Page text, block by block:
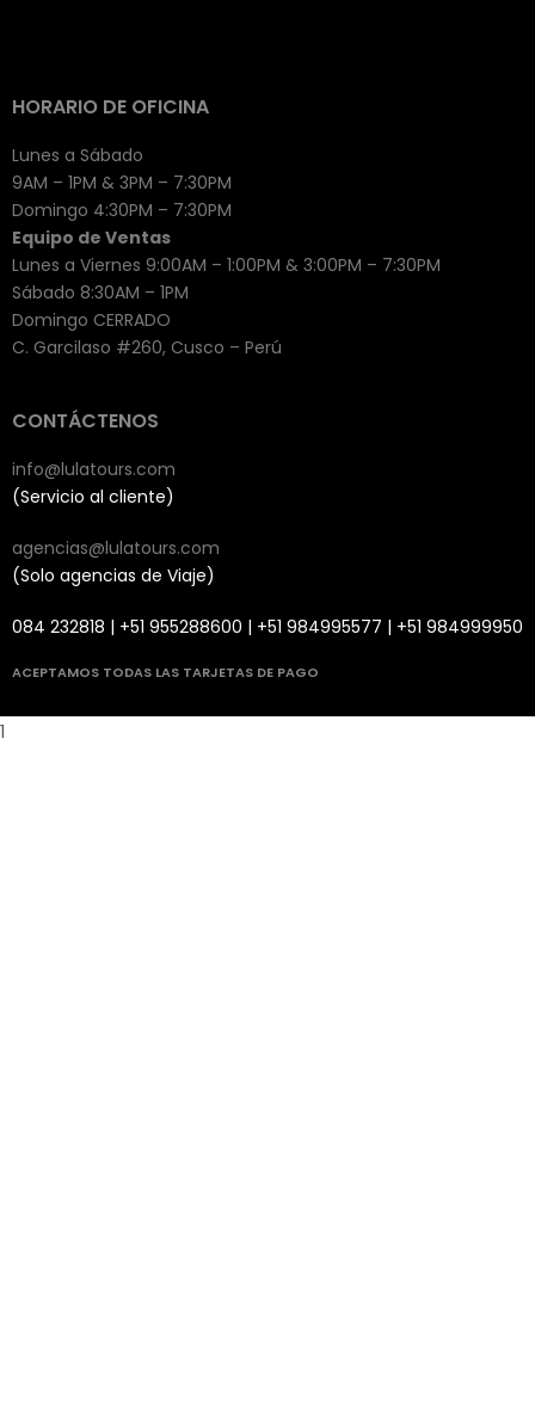
HORARIO DE OFICINA
Lunes a Sábado
9AM – 1PM & 3PM – 7:30PM
Domingo 4:30PM – 7:30PM
Equipo de Ventas
Lunes a Viernes 9:00AM – 1:00PM & 3:00PM – 7:30PM
Sábado 8:30AM – 1PM
Domingo CERRADO
C. Garcilaso #260, Cusco – Perú
CONTÁCTENOS
info@lulatours.com
(Servicio al cliente)
agencias@lulatours.com
(Solo agencias de Viaje)
084 232818 | +51 955288600 | +51 984995577 | +51 984999950
ACEPTAMOS TODAS LAS TARJETAS DE PAGO
1